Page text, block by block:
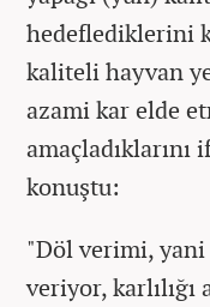
hedeflediklerini
kaliteli hayvan
azami kar elde
amaçladıklarını
konuştu:
"Döl verimi,
veriyor, karlılığı